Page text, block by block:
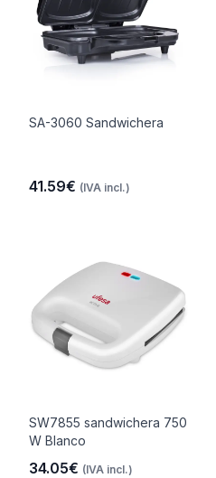
SA-3060 Sandwichera
41.59€ (IVA incl.)
SW7855 sandwichera 750
W Blanco
34.05€ (IVA incl.)